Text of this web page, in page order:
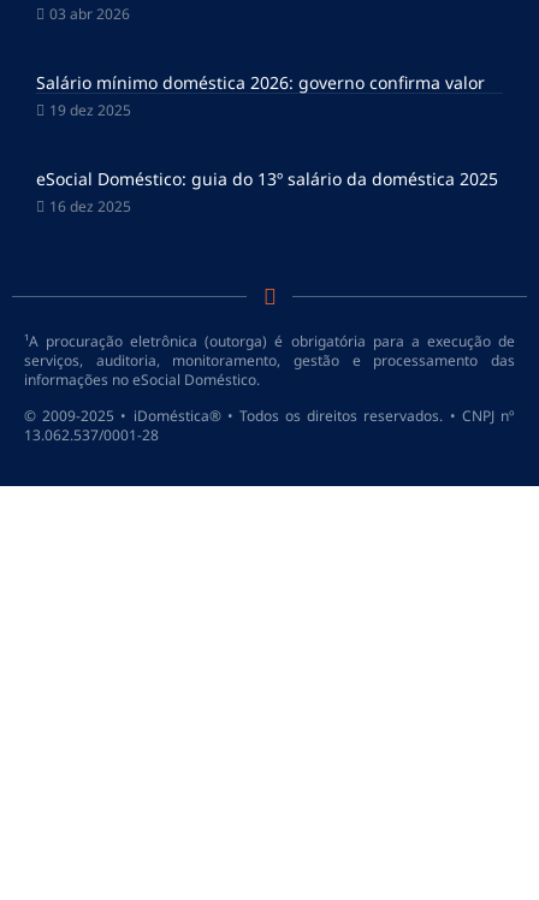
03 abr 2026
Salário mínimo doméstica 2026: governo confirma valor
19 dez 2025
eSocial Doméstico: guia do 13º salário da doméstica 2025
16 dez 2025
¹A procuração eletrônica (outorga) é obrigatória para a execução de
serviços, auditoria, monitoramento, gestão e processamento das
informações no eSocial Doméstico.
© 2009-2025 • iDoméstica® • Todos os direitos reservados. • CNPJ nº
13.062.537/0001-28